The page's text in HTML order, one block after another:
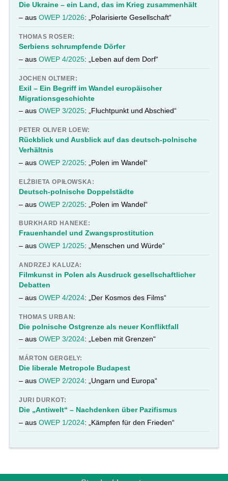
Die Ukraine – ein Land, das im Krieg zusammenhält
– ausOWEP 1/2026: „Polarisierte Gesellschaft“
THOMAS ROSER:
Serbiens schrumpfende Dörfer
– ausOWEP 4/2025: „Leben auf dem Dorf“
JOCHEN OLTMER:
Exil – Ein Begriff im Wandel europäischer
Migrationsgeschichte
– ausOWEP 3/2025: „Fluchtpunkt und Abschied“
PETER OLIVER LOEW:
Rückblick und Ausblick auf das deutsch-polnische
Verhältnis
– ausOWEP 2/2025: „Polen im Wandel“
ELŻBIETA OPIŁOWSKA:
Deutsch-polnische Doppelstädte
– ausOWEP 2/2025: „Polen im Wandel“
BURKHARD HANEKE:
Frauenhandel und Zwangsprostitution
– ausOWEP 1/2025: „Menschen und Würde“
ANDRZEJ KALUZA:
Filmkunst in Polen als Ausdruck gesellschaftlicher
Debatten
– ausOWEP 4/2024: „Der Kosmos des Films“
THOMAS URBAN:
Die polnische Ostgrenze als neuer Konfliktfall
– ausOWEP 3/2024: „Leben mit Grenzen“
MÁRTON GERGELY:
Die liberale Metropole Budapest
– ausOWEP 2/2024: „Ungarn und Europa“
JURI DURKOT:
Die „Antiwelt“ – Nachdenken über Pazifismus
– ausOWEP 1/2024: „Kämpfen für den Frieden“